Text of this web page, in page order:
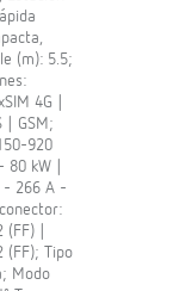
(m): 5.5;
4G |
| GSM;
920
80 kW |
- 266 A -
(FF) |
(FF); Tipo
Modo